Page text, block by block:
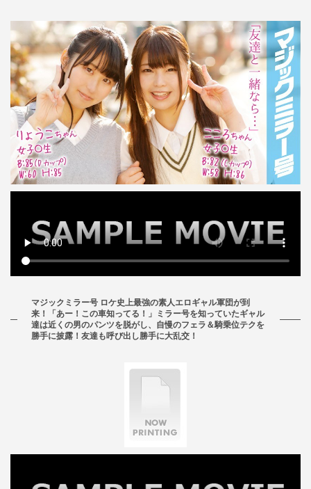
マジックミラー号 ロケ史上最強の素人エロギャル軍団が到
来！「あー！この車知ってる！」ミラー号を知っていたギャル
達は近くの男のパンツを脱がし、自慢のフェラ＆騎乗位テクを
勝手に披露！友達も呼び出し勝手に大乱交！